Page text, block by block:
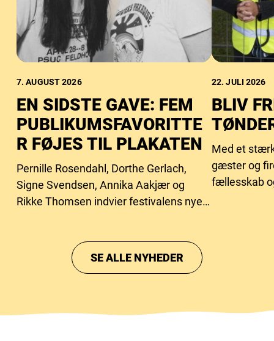
7. AUGUST 2026
EN SIDSTE GAVE: FEM
PUBLIKUMSFAVORITTE
R FØJES TIL PLAKATEN
Pernille Rosendahl, Dorthe Gerlach,
Signe Svendsen, Annika Aakjær og
Rikke Thomsen indvier festivalens nye
22. JULI 2026
BLIV
Med et
gæster og
fællesskab
SE ALLE NYHEDER